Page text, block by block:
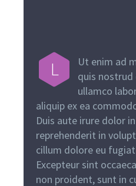
L
Ut enim ad
quis
ullamco
aliquip ex ea
Duis aute irure dolor in
reprehenderit in
cillum dolore eu
Excepteur sint
non proident, sunt in